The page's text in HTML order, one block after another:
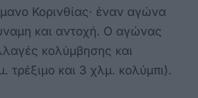
Κορινθίας· έναν αγώνα
και αντοχή. Ο αγώνας
κολύμβησης και
τρέξιμο και 3 χλμ. κολύμπι).